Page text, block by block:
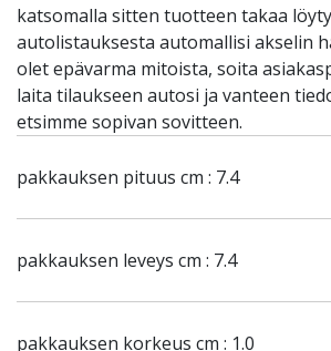
katsomalla sitten tuotteen takaa
autolistauksesta automallisi akselin
olet epävarma mitoista, soita
laita tilaukseen autosi ja vanteen
etsimme sopivan sovitteen.
pakkauksen pituus cm : 7.4
pakkauksen leveys cm : 7.4
pakkauksen korkeus cm : 1.0